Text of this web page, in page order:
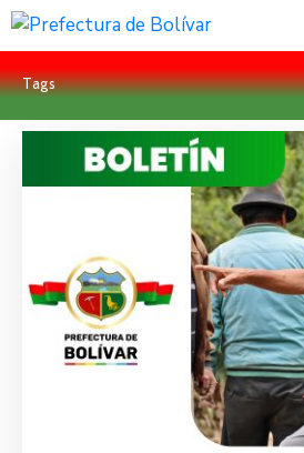
Inicio
Institución
Rendición
Cuentas
Tags